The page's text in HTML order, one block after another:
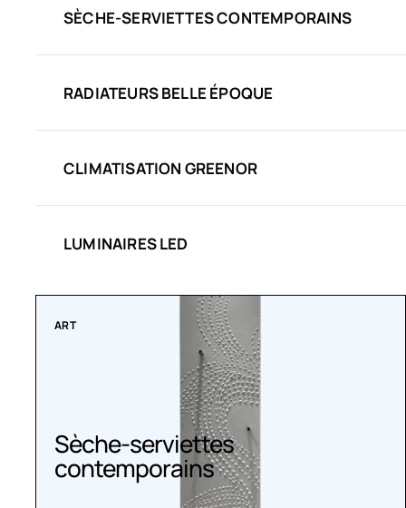
SÈCHE-SERVIETTES CONTEMPORAINS
RADIATEURS BELLE ÉPOQUE
CLIMATISATION GREENOR
LUMINAIRES LED
ART
Sèche-serviettes
contemporains